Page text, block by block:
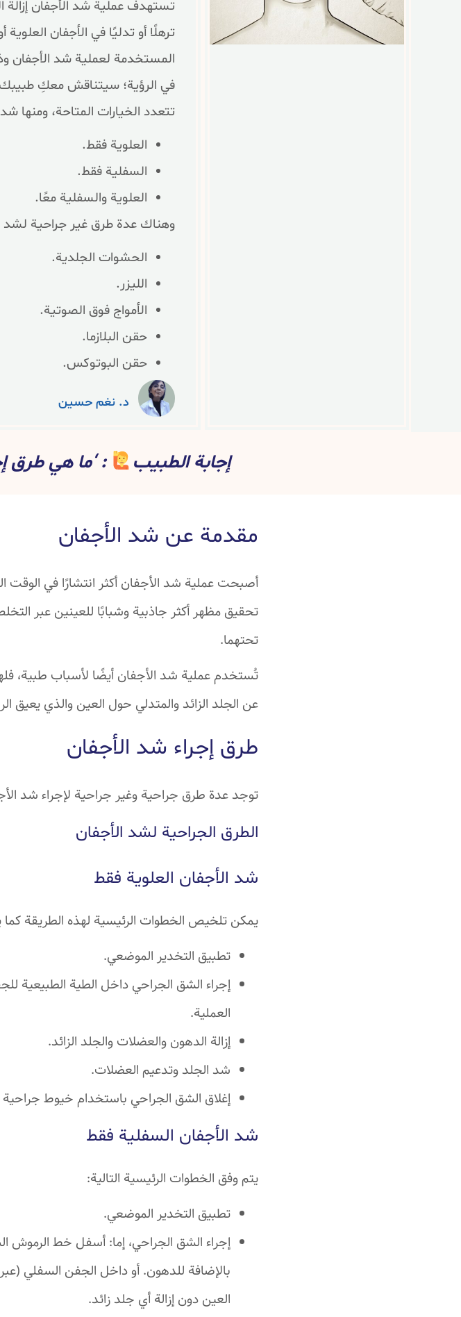
تستهدف عملية شد الأجفان إزالة
ترهلًا أو تدليًا في الأجفان
المستخدمة لعملية شد الأجفان
في الرؤية؛ سيتناقش معكِ
تتعدد الخيارات المتاحة، ومنها
العلوية فقط.
السفلية فقط.
العلوية والسفلية معًا.
وهناك عدة طرق غير جراحية لشد
الحشوات الجلدية.
الليزر.
الأمواج فوق الصوتية.
حقن البلازما.
حقن البوتوكس.
د. نغم حسين
إجابة الطبيب : ‘ما هي طرق
مقدمة عن شد الأجفان
أصبحت عملية شد الأجفان أكثر انتشارًا في الوقت
تحقيق مظهر أكثر جاذبية وشبابًا للعينين عبر
تحتهما.
تُستخدم عملية شد الأجفان أيضًا لأسباب طبية،
عن الجلد الزائد والمتدلي حول العين والذي يعيق
طرق إجراء شد الأجفان
توجد عدة طرق جراحية وغير جراحية لإجراء شد
الطرق الجراحية لشد الأجفان
شد الأجفان العلوية فقط
يمكن تلخيص الخطوات الرئيسية لهذه الطريقة كما
تطبيق التخدير الموضعي.
إجراء الشق الجراحي داخل الطية الطبيعية
العملية.
إزالة الدهون والعضلات والجلد الزائد.
شد الجلد وتدعيم العضلات.
إغلاق الشق الجراحي باستخدام خيوط
شد الأجفان السفلية فقط
يتم وفق الخطوات الرئيسية التالية:
تطبيق التخدير الموضعي.
إجراء الشق الجراحي، إما: أسفل خط الرموش
بالإضافة للدهون. أو داخل الجفن السفلي
العين دون إزالة أي جلد زائد.